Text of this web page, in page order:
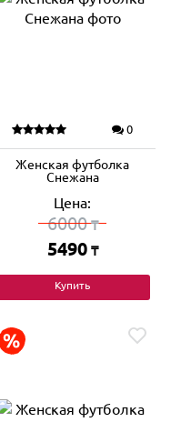
0
Женская футболка
Снежана
Цена:
6000₸
5490 ₸
Купить